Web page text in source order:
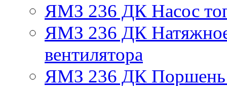
ЯМЗ 236 ДК Насос
ЯМЗ 236 ДК Натяжное
вентилятора
ЯМЗ 236 ДК Поршень